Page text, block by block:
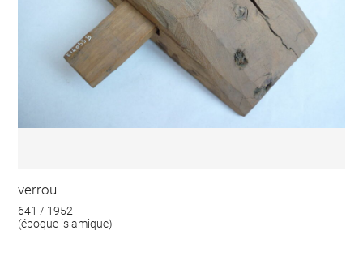
verrou
641 / 1952
(époque islamique)